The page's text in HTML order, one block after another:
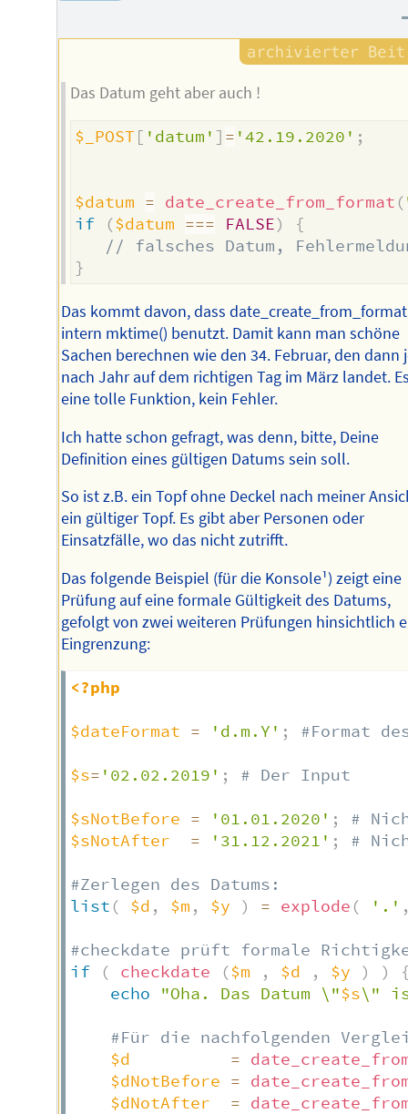
Das Datum geht aber auch !
$_POST [ 'datum' ] = '42.19.2020' ;
$datum = date_create_from_format (
if
($datum === FALSE)
{
// falsches Datum,
}
Das kommt davon, dass
intern mktime() benutzt. Damit kann man schöne
Sachen berechnen wie den 34. Februar, den dann
nach Jahr auf dem richtigen Tag im März landet.
eine tolle Funktion, kein Fehler.
Ich hatte schon gefragt, was denn, bitte, Deine
Definition eines gültigen Datums sein soll.
So ist z.B. ein Topf ohne Deckel nach meiner
ein gültiger Topf. Es gibt aber Personen oder
Einsatzfälle, wo das nicht zutrifft.
Das folgende Beispiel (für die Konsole¹) zeigt eine
Prüfung auf eine formale Gültigkeit des Datums,
gefolgt von zwei weiteren Prüfungen hinsichtlich
Eingrenzung:
<?php
$dateFormat = 'd.m.Y' ; #Format
$s= '02.02.2019' ; # Der Input
$sNotBefore = '01.01.2020' ;
#
$sNotAfter
= '31.12.2021' ; #
#Zerlegen des Datums:
list ( $d , $m , $y ) = explode ( '.'
#checkdate prüft formale
if
( checkdate ($m , $d , $y ) )
echo
"Oha. Das Datum \"$s\"
#Für die nachfolgenden
$d
=
$dNotBefore =
$dNotAfter
=